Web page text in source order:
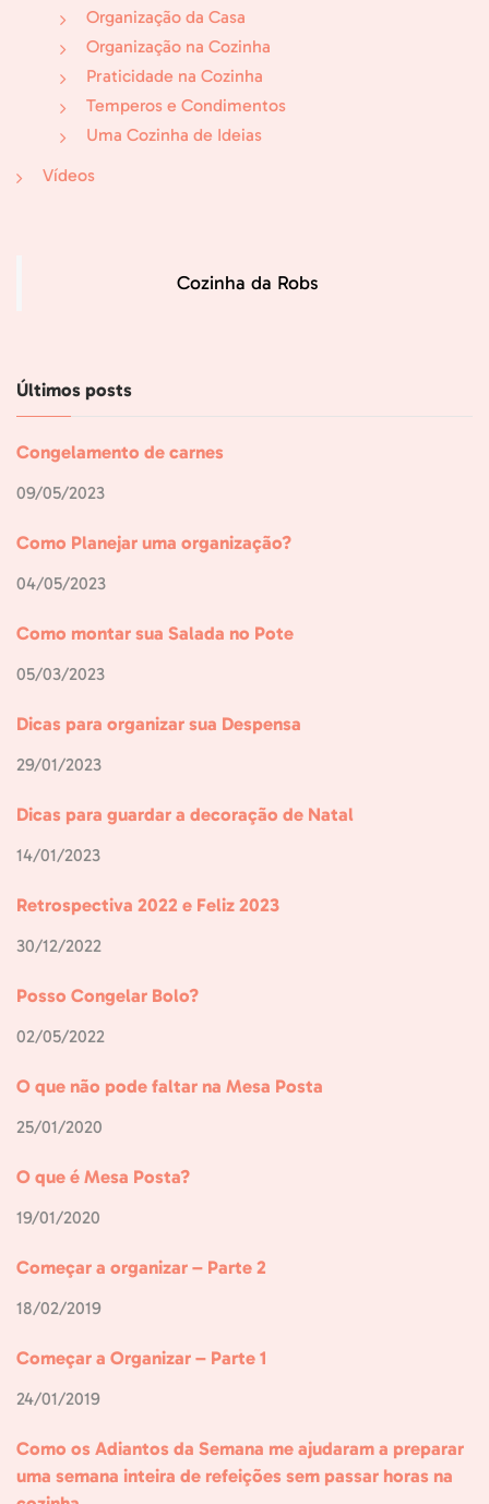
Organização da Casa
Organização na Cozinha
Praticidade na Cozinha
Temperos e Condimentos
Uma Cozinha de Ideias
Vídeos
Cozinha da Robs
Últimos posts
Congelamento de carnes
09/05/2023
Como Planejar uma organização?
04/05/2023
Como montar sua Salada no Pote
05/03/2023
Dicas para organizar sua Despensa
29/01/2023
Dicas para guardar a decoração de Natal
14/01/2023
Retrospectiva 2022 e Feliz 2023
30/12/2022
Posso Congelar Bolo?
02/05/2022
O que não pode faltar na Mesa Posta
25/01/2020
O que é Mesa Posta?
19/01/2020
Começar a organizar – Parte 2
18/02/2019
Começar a Organizar – Parte 1
24/01/2019
Como os Adiantos da Semana me ajudaram a preparar
uma semana inteira de refeições sem passar horas na